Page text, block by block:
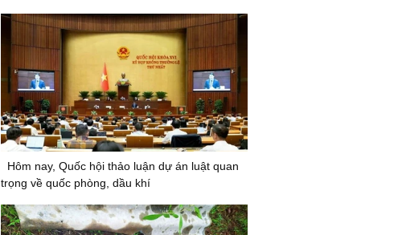
Hôm nay, Quốc hội thảo luận dự án luật quan
trọng về quốc phòng, dầu khí